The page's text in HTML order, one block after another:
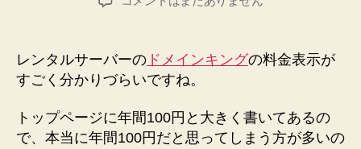
日
キ
ン
の
料
レンタルサーバーの ドメインキングの料金表示が
すごく分かりづらいですね。
トップページに年間100円と大きく書いてあるの
で、本当に年間100円だと思ってしまう方が多いの